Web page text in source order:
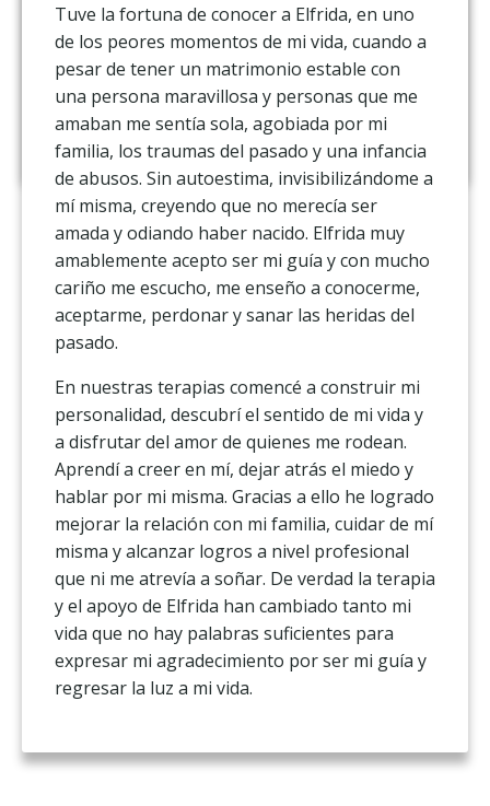
herramientas para ir haciendo mi camino;
actualmente, esa claridad en mi caminar me ha
llevado a estudiar en el extranjero y ampliar
mis horizontes.
Tuve la fortuna de conocer a Elfrida, en uno
de los peores momentos de mi vida, cuando a
pesar de tener un matrimonio estable con
una persona maravillosa y personas que me
amaban me sentía sola, agobiada por mi
familia, los traumas del pasado y una infancia
de abusos. Sin autoestima, invisibilizándome a
mí misma, creyendo que no merecía ser
amada y odiando haber nacido. Elfrida muy
amablemente acepto ser mi guía y con mucho
cariño me escucho, me enseño a conocerme,
aceptarme, perdonar y sanar las heridas del
pasado.
En nuestras terapias comencé a construir mi
personalidad, descubrí el sentido de mi vida y
a disfrutar del amor de quienes me rodean.
Aprendí a creer en mí, dejar atrás el miedo y
hablar por mi misma. Gracias a ello he logrado
mejorar la relación con mi familia, cuidar de mí
misma y alcanzar logros a nivel profesional
que ni me atrevía a soñar. De verdad la terapia
y el apoyo de Elfrida han cambiado tanto mi
vida que no hay palabras suficientes para
expresar mi agradecimiento por ser mi guía y
regresar la luz a mi vida.